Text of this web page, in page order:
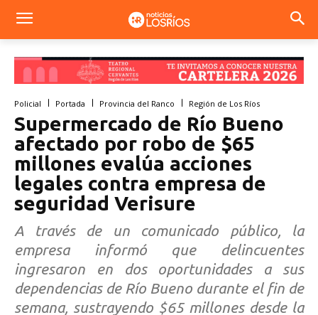
Policial Portada Provincia del Ranco Región de Los Ríos
Supermercado de Río Bueno
afectado por robo de $65
millones evalúa acciones
legales contra empresa de
seguridad Verisure
A través de un comunicado público, la
empresa informó que delincuentes
ingresaron en dos oportunidades a sus
dependencias de Río Bueno durante el fin de
semana, sustrayendo $65 millones desde la